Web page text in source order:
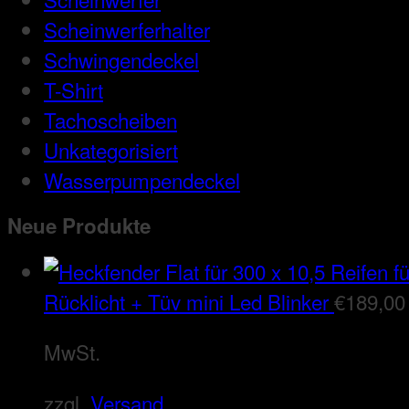
Scheinwerferhalter
Schwingendeckel
T-Shirt
Tachoscheiben
Unkategorisiert
Wasserpumpendeckel
Neue Produkte
Rücklicht + Tüv mini Led Blinker€189,00
MwSt.
zzgl. Versand